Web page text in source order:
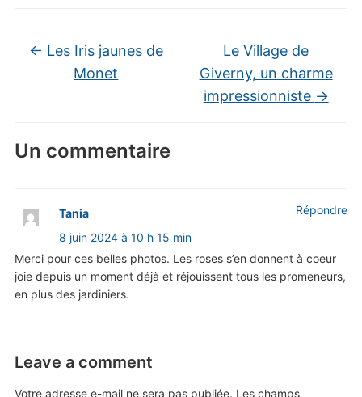
← Les Iris jaunes de
Monet
Le Village de
Giverny, un charme
impressionniste →
Un commentaire
Tania
8 juin 2024 à 10 h 15 min
Merci pour ces belles photos. Les roses s’en donnent à coeur
joie depuis un moment déjà et réjouissent tous les promeneurs,
en plus des jardiniers.
Répondre
Leave a comment
Votre adresse e-mail ne sera pas publiée. Les champs